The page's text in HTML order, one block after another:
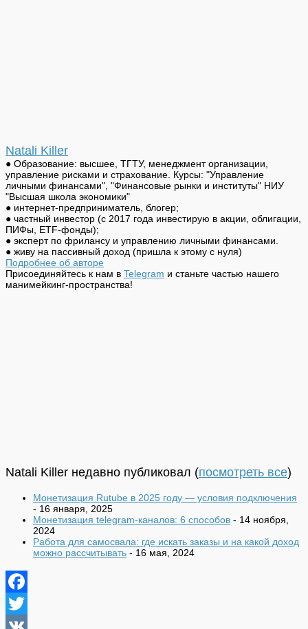
Natali Killer
● Образование: высшее, ТГТУ, менеджмент организации,
управление рисками и страхование. Курсы: "Управление
личными финансами", "Финансовые рынки и институты" НИУ
"Высшая школа экономики"
● интернет-предприниматель, блогер;
● частный инвестор (с 2017 года инвестирую в акции, облигации,
ПИФы, ETF-фонды);
● эксперт по фрилансу и управлению личными финансами.
● живу на пассивный доход (пришла к этому с нуля)
Подробнее об авторе
Присоединяйтесь к нам в Telegram и станьте частью нашего
манимейкинг-пространства!
Natali Killer недавно публиковал (посмотреть все)
Монетизация Rutube в 2025 году — условия подключения
- 16 января, 2025
Монетизация telegram-каналов: 6 способов - 14 ноября,
2024
Работа для самосвала: где искать заказы и на какой доход
можно рассчитывать - 16 мая, 2024
Facebook
Twitter